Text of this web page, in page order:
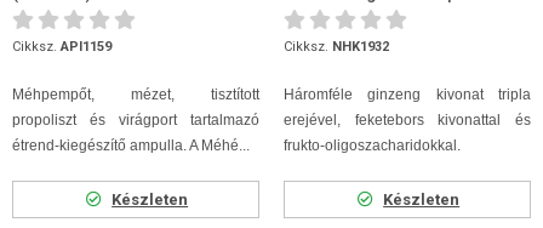
Cikksz.API1159
Méhpempőt, mézet, tisztított
propoliszt és virágport tartalmazó
étrend-kiegészítő ampulla. A Méhé...
Készleten
db
Cikksz. NHK1932
Háromféle ginzeng kivonat tripla
erejével, feketebors kivonattal és
frukto-oligoszacharidokkal.
Készleten